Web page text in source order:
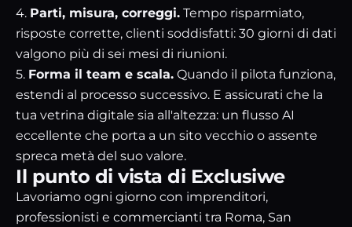
4. Parti, misura, correggi. Tempo risparmiato,
risposte corrette, clienti soddisfatti: 30 giorni di dati
valgono più di sei mesi di riunioni.
5. Forma il team e scala. Quando il pilota funziona,
estendi al processo successivo. E assicurati che la
tua vetrina digitale sia all'altezza: un flusso AI
eccellente che porta a un sito vecchio o assente
spreca metà del suo valore.
Il punto di vista di Exclusiwe
Lavoriamo ogni giorno con imprenditori,
professionisti e commercianti tra Roma, San